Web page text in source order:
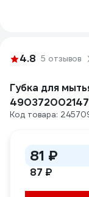
4.8 5 отзывов
Губка для
Код товара:
81 ₽
87 ₽